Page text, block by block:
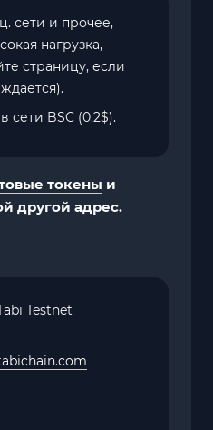
сети и прочее,
нагрузка,
страницу, если
сети BSC (0.2$).
токены и
другой адрес.
Testnet